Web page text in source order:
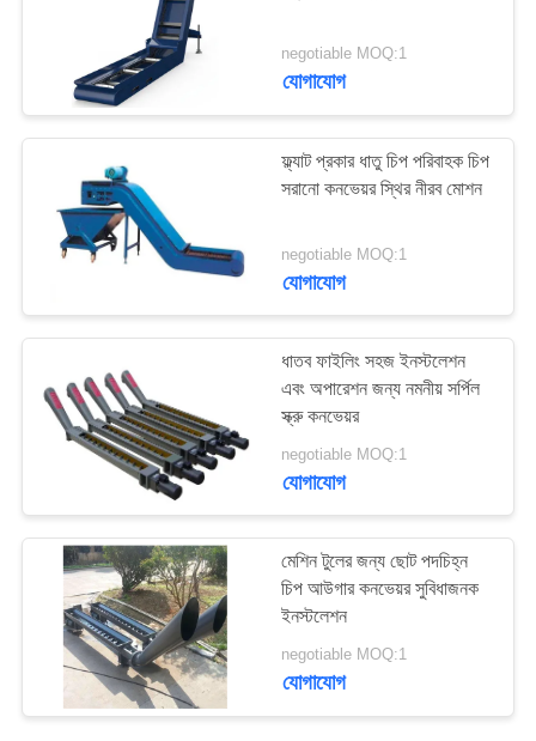
negotiable MOQ:1
যোগাযোগ
ফ্ল্যাট প্রকার ধাতু চিপ পরিবাহক চিপ
সরানো কনভেয়র স্থির নীরব মোশন
negotiable MOQ:1
যোগাযোগ
ধাতব ফাইলিং সহজ ইনস্টলেশন
এবং অপারেশন জন্য নমনীয় সর্পিল
স্ক্রু কনভেয়র
negotiable MOQ:1
যোগাযোগ
মেশিন টুলের জন্য ছোট পদচিহ্ন
চিপ আউগার কনভেয়র সুবিধাজনক
ইনস্টলেশন
negotiable MOQ:1
যোগাযোগ